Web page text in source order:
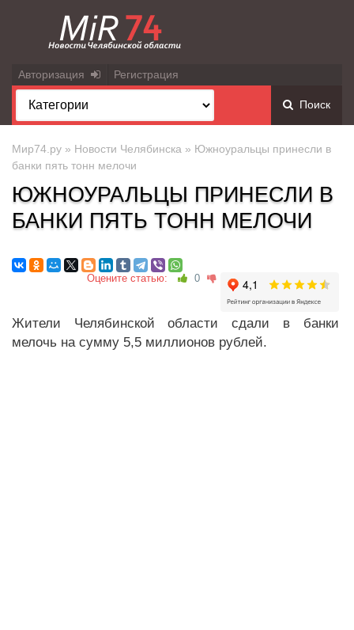
Авторизация Регистрация
Поиск
Мир74.ру » Новости Челябинска » Южноуральцы принесли в
банки пять тонн мелочи
ЮЖНОУРАЛЬЦЫ ПРИНЕСЛИ В
БАНКИ ПЯТЬ ТОНН МЕЛОЧИ
Оцените статью: 0
Жители Челябинской области сдали в банки
мелочь на сумму 5,5 миллионов рублей.